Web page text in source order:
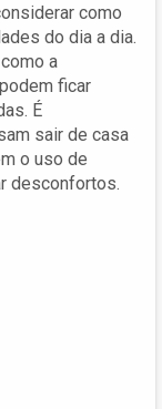
como
do dia a dia.
a
ficar
É
sair de casa
o uso de
desconfortos.